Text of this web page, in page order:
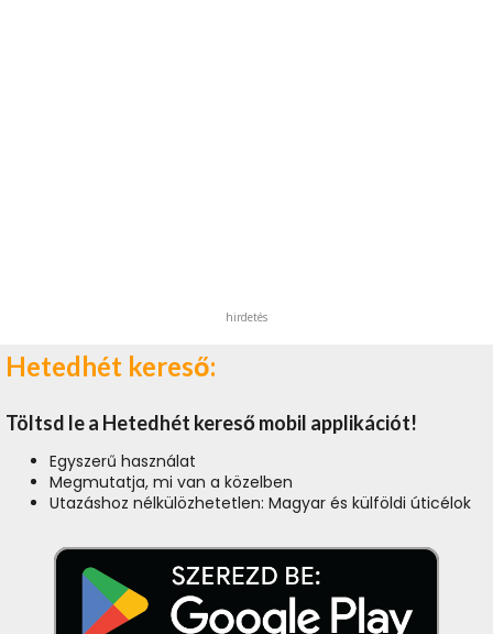
hirdetés
Hetedhét kereső:
Töltsd le a Hetedhét kereső mobil applikációt!
Egyszerű használat
Megmutatja, mi van a közelben
Utazáshoz nélkülözhetetlen: Magyar és külföldi úticélok